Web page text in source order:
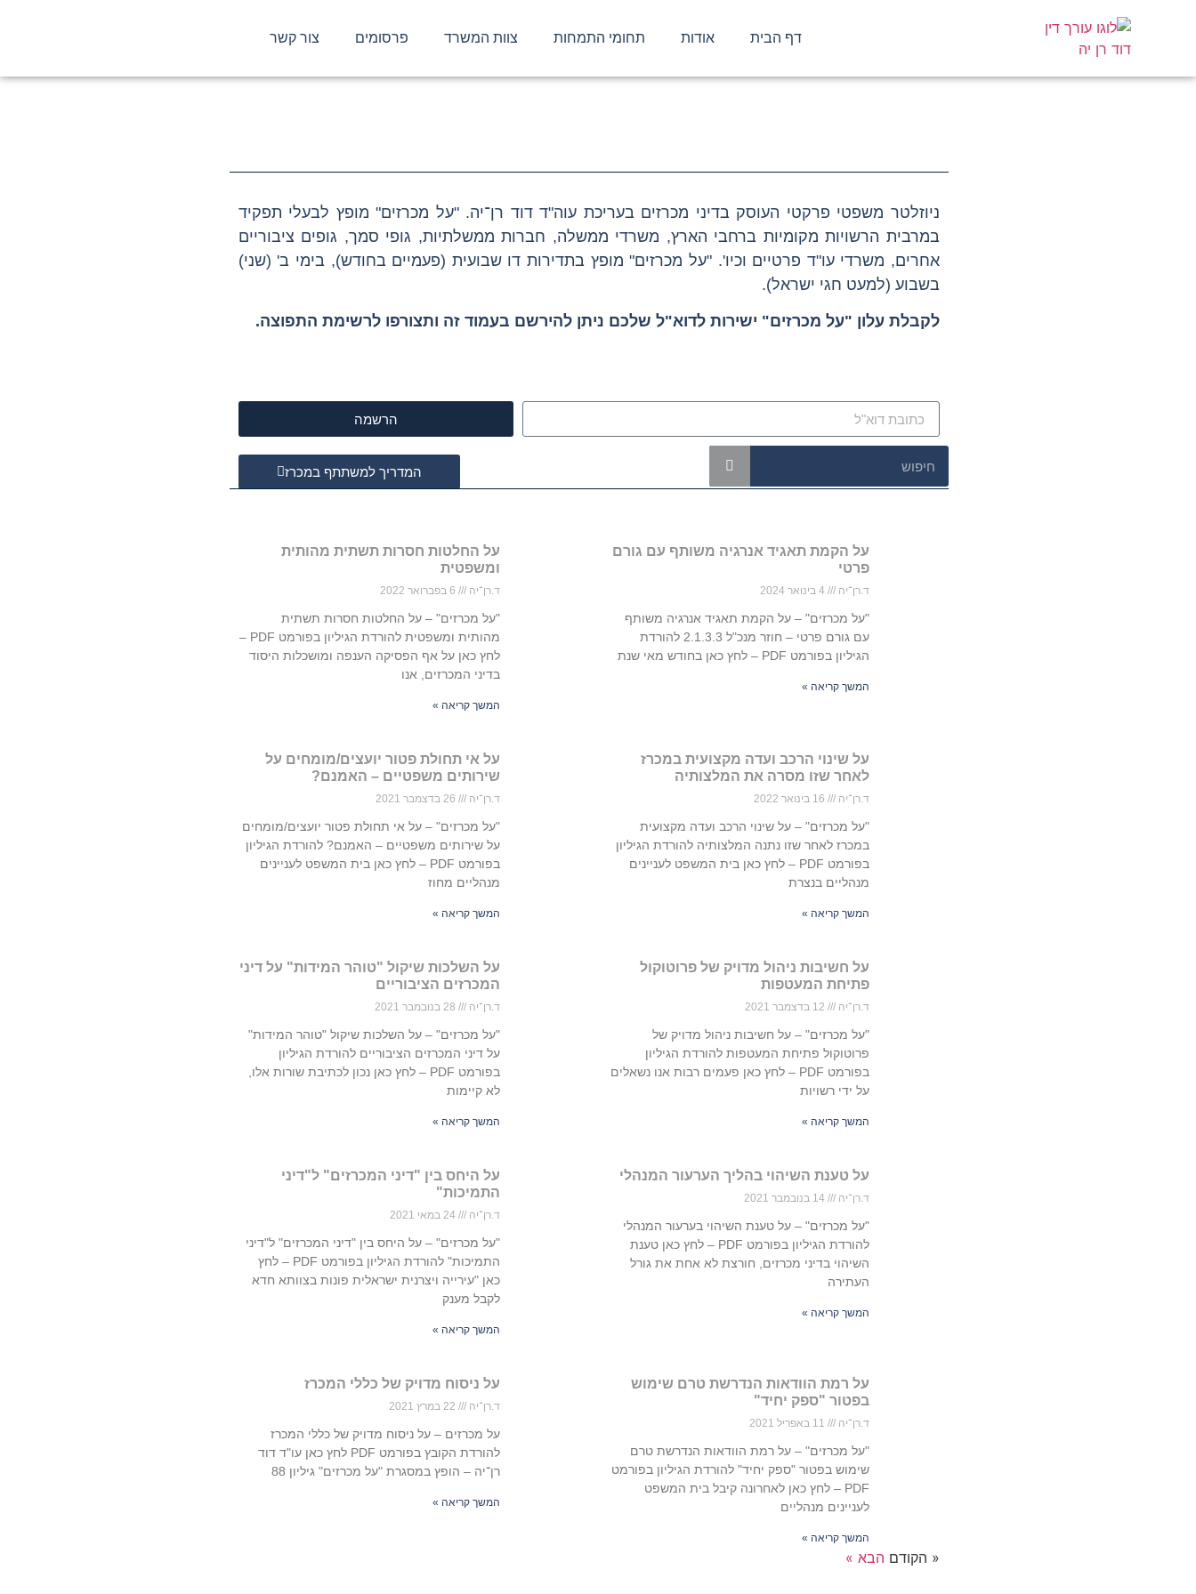
דף הבית אודות תחומי התמחות צוות המשרד פרסומים צור קשר
ניוזלטר משפטי פרקטי העוסק בדיני מכרזים בעריכת עוה"ד דוד רן־יה. "על מכרזים" מופץ לבעלי תפקיד
במרבית הרשויות מקומיות ברחבי הארץ, משרדי ממשלה, חברות ממשלתיות, גופי סמך, גופים ציבוריים
אחרים, משרדי עו"ד פרטיים וכיו'. "על מכרזים" מופץ בתדירות דו שבועית (פעמיים בחודש), בימי ב' (שני)
בשבוע (למעט חגי ישראל).
לקבלת עלון "על מכרזים" ישירות לדוא"ל שלכם ניתן להירשם בעמוד זה ותצורפו לרשימת התפוצה.
הרשמה
המדריך למשתתף במכרז
על הקמת תאגיד אנרגיה משותף עם גורם
פרטי
ד.רן־יה 4 בינואר 2024
"על מכרזים" – על הקמת תאגיד אנרגיה משותף
עם גורם פרטי – חוזר מנכ"ל 2.1.3.3 להורדת
הגיליון בפורמט PDF – לחץ כאן בחודש מאי שנת
המשך קריאה »
על החלטות חסרות תשתית מהותית
ומשפטית
ד.רן־יה
"על מכרזים" – על החלטות חסרות תשתית
מהותית ומשפטית להורדת הגיליון בפורמט PDF –
לחץ כאן על אף הפסיקה הענפה ומושכלות היסוד
בדיני המכרזים, אנו
המשך קריאה »
על שינוי הרכב ועדה מקצועית במכרז
לאחר שזו מסרה את המלצותיה
ד.רן־יה 16 בינואר 2022
"על מכרזים" – על שינוי הרכב ועדה מקצועית
במכרז לאחר שזו נתנה המלצותיה להורדת הגיליון
בפורמט PDF – לחץ כאן בית המשפט לעניינים
מנהליים בנצרת
המשך קריאה »
על אי תחולת פטור יועצים/מומחים על
שירותים משפטיים – האמנם?
ד.רן־יה
"על מכרזים" – על אי תחולת פטור יועצים/מומחים
על שירותים משפטיים – האמנם? להורדת הגיליון
בפורמט PDF – לחץ כאן בית המשפט לעניינים
מנהליים מחוז
המשך קריאה »
על חשיבות ניהול מדויק של פרוטוקול
פתיחת המעטפות
ד.רן־יה 12 בדצמבר 2021
"על מכרזים" – על חשיבות ניהול מדויק של
פרוטוקול פתיחת המעטפות להורדת הגיליון
בפורמט PDF – לחץ כאן פעמים רבות אנו נשאלים
על ידי רשויות
המשך קריאה »
על השלכות שיקול "טוהר המידות" על דיני
המכרזים הציבוריים
ד.רן־יה
"על מכרזים" – על השלכות שיקול "טוהר המידות"
על דיני המכרזים הציבוריים להורדת הגיליון
בפורמט PDF – לחץ כאן נכון לכתיבת שורות אלו,
לא קיימות
המשך קריאה »
על טענת השיהוי בהליך הערעור המנהלי
ד.רן־יה 14 בנובמבר 2021
"על מכרזים" – על טענת השיהוי בערעור המנהלי
להורדת הגיליון בפורמט PDF – לחץ כאן טענת
השיהוי בדיני מכרזים, חורצת לא אחת את גורל
העתירה
המשך קריאה »
על היחס בין "דיני המכרזים" ל"דיני
התמיכות"
ד.רן־יה
"על מכרזים" – על היחס בין "דיני המכרזים" ל"דיני
התמיכות" להורדת הגיליון בפורמט PDF – לחץ
כאן "עירייה ויצרנית ישראלית פונות בצוותא חדא
לקבל מענק
המשך קריאה »
על רמת הוודאות הנדרשת טרם שימוש
בפטור "ספק יחיד"
ד.רן־יה 11 באפריל 2021
"על מכרזים" – על רמת הוודאות הנדרשת טרם
שימוש בפטור "ספק יחיד"​ להורדת הגיליון בפורמט
PDF – לחץ כאן לאחרונה קיבל בית המשפט
לעניינים מנהליים
המשך קריאה »
על ניסוח מדויק של כללי המכרז
ד.רן־יה
על מכרזים – על ניסוח מדויק של כללי המכרז
להורדת הקובץ בפורמט PDF לחץ כאן עו"ד דוד
רן־יה – הופץ במסגרת "על מכרזים" גיליון 88
המשך קריאה »
« הקודם הבא »